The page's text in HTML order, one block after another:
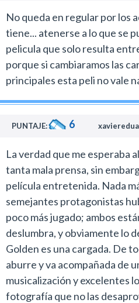
No queda en regular por los
tiene... atenerse a lo que se
pelicula que solo resulta
porque si cambiaramos las
principales esta peli no vale
PUNTAJE: 6
La verdad que me esperaba
tanta mala prensa, sin
película entretenida. Nada
semejantes protagonistas
poco más jugado; ambos
deslumbra, y obviamente lo
Golden es una cargada. De
aburre y va acompañada de
musicalización y excelentes
fotografía que no las